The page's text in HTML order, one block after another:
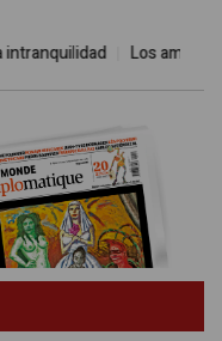
Los amos